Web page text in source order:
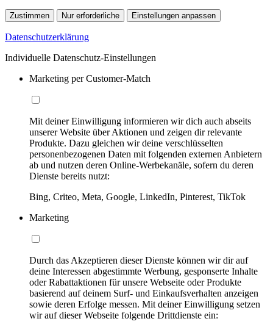
Zustimmen Nur erforderliche Einstellungen anpassen
Datenschutzerklärung
Individuelle Datenschutz-Einstellungen
Marketing per Customer-Match
Mit deiner Einwilligung informieren wir dich auch abseits
unserer Website über Aktionen und zeigen dir relevante
Produkte. Dazu gleichen wir deine verschlüsselten
personenbezogenen Daten mit folgenden externen Anbietern
ab und nutzen deren Online-Werbekanäle, sofern du deren
Dienste bereits nutzt:
Bing, Criteo, Meta, Google, LinkedIn, Pinterest, TikTok
Marketing
Durch das Akzeptieren dieser Dienste können wir dir auf
deine Interessen abgestimmte Werbung, gesponserte Inhalte
oder Rabattaktionen für unsere Webseite oder Produkte
basierend auf deinem Surf- und Einkaufsverhalten anzeigen
sowie deren Erfolge messen. Mit deiner Einwilligung setzen
wir auf dieser Webseite folgende Drittdienste ein: